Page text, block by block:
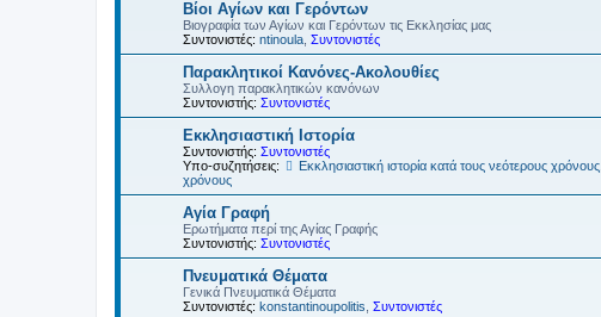
Βίοι Αγίων και Γερόντων
Βιογραφία των Αγίων και Γερόντων τις Εκκλησίας μας
Συντονιστές: ntinoula Συντονιστές
Παρακλητικοί Κανόνες-Ακολουθίες
Συλλογη παρακλητικών κανόνων
Συντονιστής: Συντονιστές
Εκκλησιαστική Ιστορία
Συντονιστής: Συντονιστές
Υπο-συζητήσεις:
Εκκλησιαστική ιστορία κατά τους νεότερους χρόνους,
χρόνους
Αγία Γραφή
Ερωτήματα περί της Αγίας Γραφής
Συντονιστής: Συντονιστές
Πνευματικά Θέματα
Γενικά Πνευματικά Θέματα
Συντονιστές: konstantinoupolitis Συντονιστές